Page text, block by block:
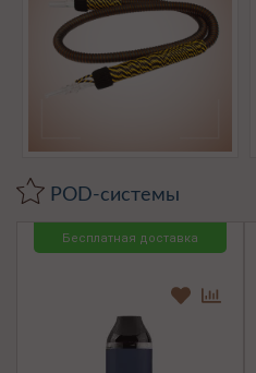
POD-системы
Бесплатная доставка